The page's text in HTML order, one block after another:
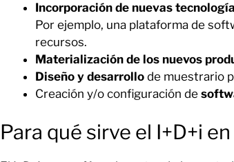
Incorporación de nuevas
Por ejemplo, una plataforma de
recursos.
Materialización de los nuevos
Diseño y desarrollo de muestrario
Creación y/o configuración de
Para qué sirve el I+D+i